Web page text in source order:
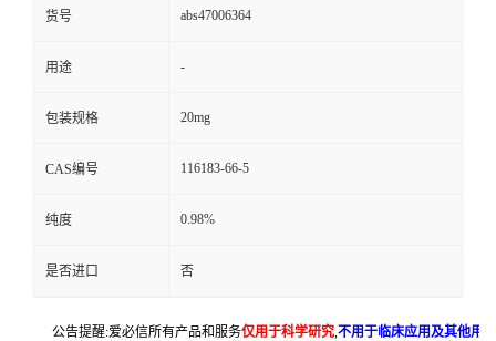
货号 abs47006364
用途 -
包装规格 20mg
CAS编号 116183-66-5
纯度 0.98%
是否进口 否
公告提醒:爱必信所有产品和服务仅用于科学研究,不用于临床应用及其他用